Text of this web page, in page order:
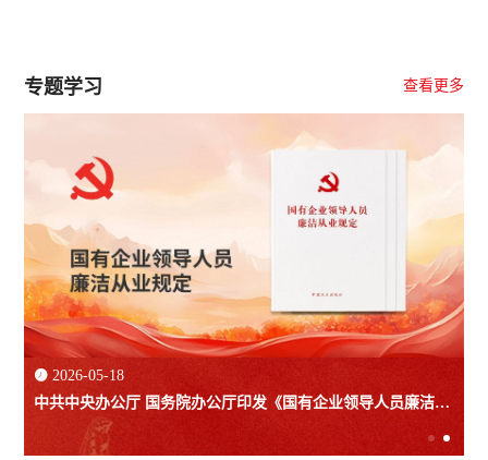
专题学习 查看更多
 2026-05-18
中共中央办公厅 国务院办公厅印发《国有企业领导人员廉洁从
业规定》